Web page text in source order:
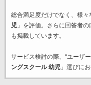
総合満足度だけでなく、様々
児」を評価。さらに回答者
も掲載しています。
サービス検討の際、“ユーザ
ングスクール 幼児」選びにお